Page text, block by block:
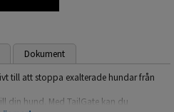
Dokument
till att stoppa exalterade hundar från
din hund. Med TailGate kan du